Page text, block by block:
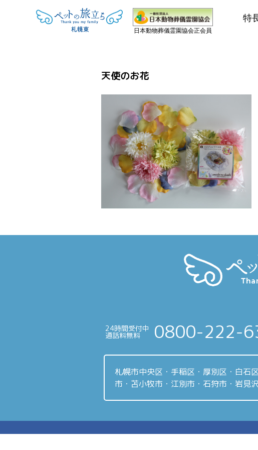
日本動物葬儀霊園協会正会員
特
天使のお花
シ
ン
24時間受付中
通話料無料 0800-222-
札幌市中央区・手稲区・厚別区・白石
市・苫小牧市・江別市・石狩市・岩見